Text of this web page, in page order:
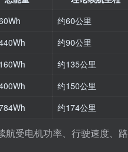
约60公里
约90公里
约135公里
约150公里
约174公里
航受电机功率、行驶速度、